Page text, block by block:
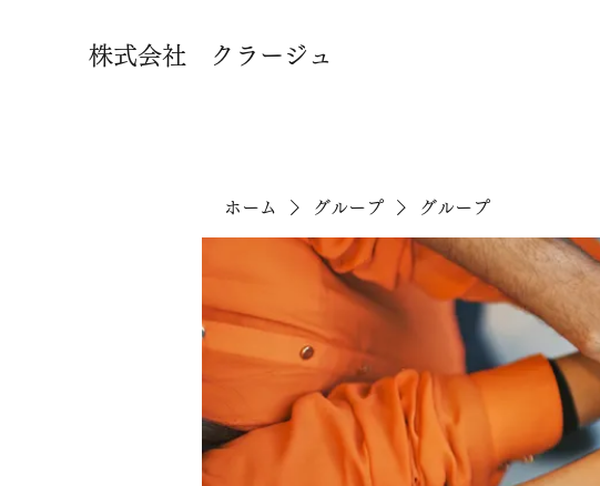
株式会社 クラージュ
ホーム グループ グループ